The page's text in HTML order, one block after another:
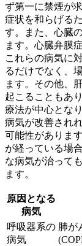
ず第一に禁煙が
症状を和らげる
す。また、 心臓
ます。心臓弁膜
これらの病気に
るだけでなく、
ます。その他、
起こることもあ
療法が中心とな
病気が改善され
可能性がありま
が経っている場
な病気が治って
ます。
原因となる
病気
呼吸器系の
病気
肺が